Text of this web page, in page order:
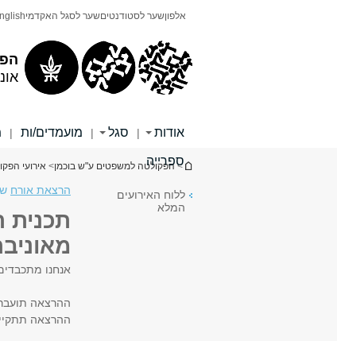
אלפוןשער לסטודנטיםשער לסגל האקדמי
אודות | סגל | מועמדים/ות |
ספרייה
הינך נמצא כאן
> הפקולטה למשפטים ע"ש בוכמן> אירועי
ללוח האירועים
המלא
הרצאת אורח
תכנית
אנחנו
ההרצאה תועבר
ההרצאה תתקיים ביום